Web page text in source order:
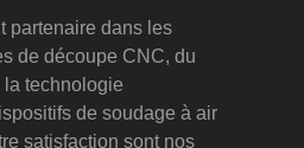
partenaire dans les
de découpe CNC, du
technologie
de soudage à air
satisfaction sont nos